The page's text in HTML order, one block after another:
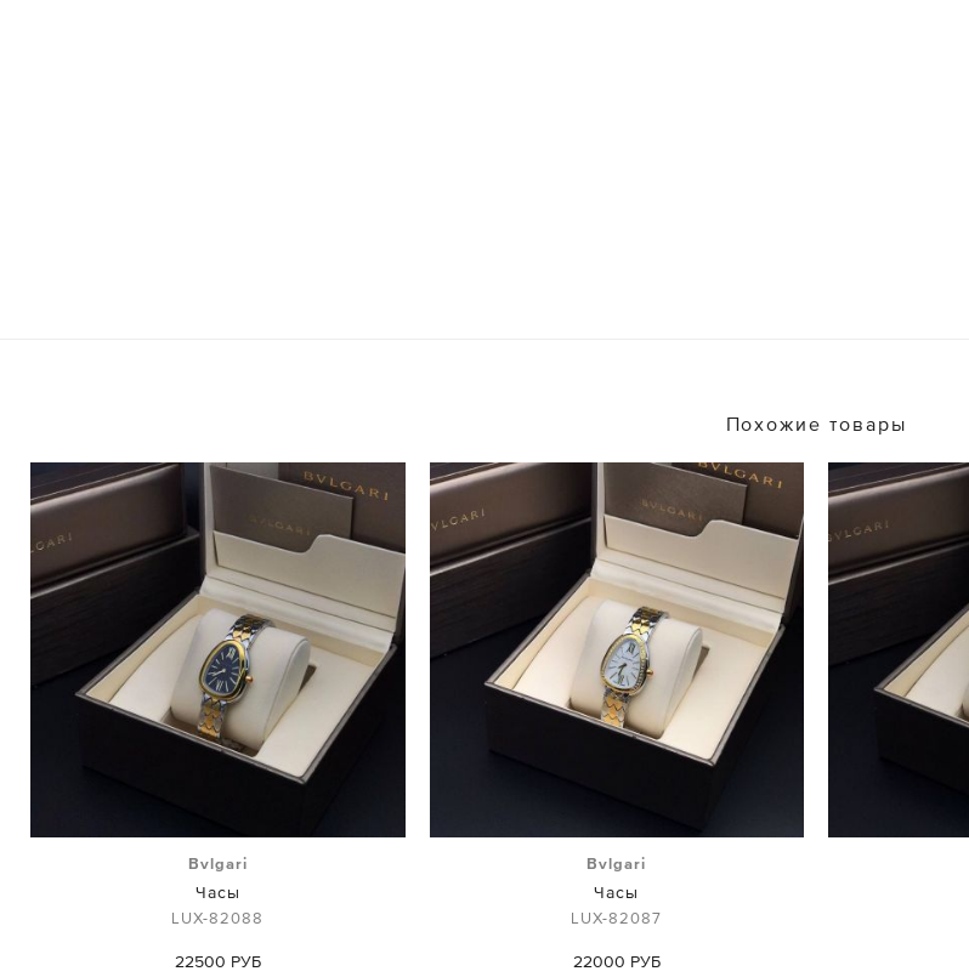
Похожие товары
Bvlgari
Часы
LUX-82088
22500 РУБ
Bvlgari
Часы
LUX-82087
22000 РУБ